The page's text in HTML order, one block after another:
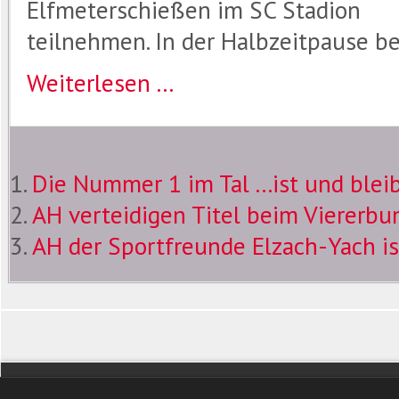
Elfmeterschießen im SC Stadion
teilnehmen. In der Halbzeitpause
Weiterlesen ...
Die Nummer 1 im Tal ...ist und
AH verteidigen Titel beim
AH der Sportfreunde Elzach-Yach